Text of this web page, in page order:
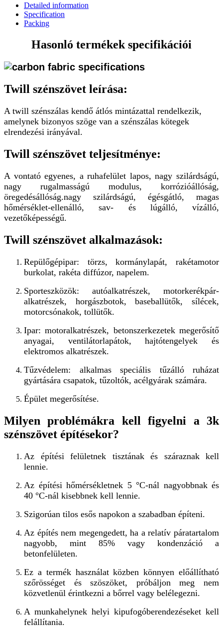
Detailed information
Specification
Packing
Hasonló termékek specifikációi
Twill szénszövet leírása:
A twill szénszálas kendő átlós mintázattal rendelkezik,
amelynek bizonyos szöge van a szénszálas kötegek
elrendezési irányával.
Twill szénszövet teljesítménye:
A vontató egyenes, a ruhafelület lapos, nagy szilárdságú,
nagy rugalmasságú modulus, korrózióállóság,
öregedésállóság.nagy szilárdságú, égésgátló, magas
hőmérséklet-ellenálló, sav- és lúgálló, vízálló,
vezetőképességű.
Twill szénszövet alkalmazások:
Repülőgépipar: törzs, kormánylapát, rakétamotor
burkolat, rakéta diffúzor, napelem.
Sporteszközök: autóalkatrészek, motorkerékpár-
alkatrészek, horgászbotok, baseballütők, sílécek,
motorcsónakok, tollütők.
Ipar: motoralkatrészek, betonszerkezetek megerősítő
anyagai, ventilátorlapátok, hajtótengelyek és
elektromos alkatrészek.
Tűzvédelem: alkalmas speciális tűzálló ruházat
gyártására csapatok, tűzoltók, acélgyárak számára.
Épület megerősítése.
Milyen problémákra kell figyelni a 3k
szénszövet építésekor?
Az építési felületnek tisztának és száraznak kell
lennie.
Az építési hőmérsékletnek 5 °C-nál nagyobbnak és
40 °C-nál kisebbnek kell lennie.
Szigorúan tilos esős napokon a szabadban építeni.
Az építés nem megengedett, ha a relatív páratartalom
nagyobb, mint 85% vagy kondenzáció a
betonfelületen.
Ez a termék használat közben könnyen előállítható
szőrösséget és szöszöket, próbáljon meg nem
közvetlenül érintkezni a bőrrel vagy belélegezni.
A munkahelynek helyi kipufogóberendezéseket kell
felállítania.